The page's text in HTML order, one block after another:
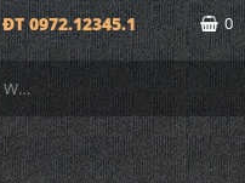
ĐT 0972.12345.1 0
Rượu Whisky Dalmore King Alexander III